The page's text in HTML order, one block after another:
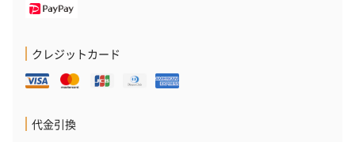
クレジットカード
代金引換